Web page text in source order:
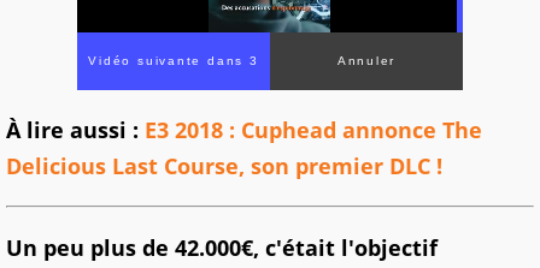
À lire aussi : E3 2018 : Cuphead annonce The
Delicious Last Course, son premier DLC !
Un peu plus de 42.000€, c'était l'objectif